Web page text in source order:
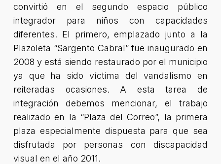
convirtió en el segundo espacio público
integrador para niños con capacidades
diferentes. El primero, emplazado junto a la
Plazoleta “Sargento Cabral” fue inaugurado en
2008 y está siendo restaurado por el municipio
ya que ha sido víctima del vandalismo en
reiteradas ocasiones. A esta tarea de
integración debemos mencionar, el trabajo
realizado en la “Plaza del Correo”, la primera
plaza especialmente dispuesta para que sea
disfrutada por personas con discapacidad
visual en el año 2011.